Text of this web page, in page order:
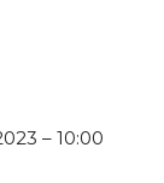
– 10:00